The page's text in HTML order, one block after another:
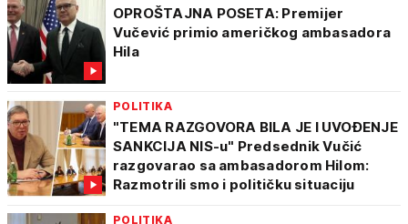
OPROŠTAJNA POSETA: Premijer
Vučević primio američkog ambasadora
Hila
POLITIKA
"TEMA RAZGOVORA BILA JE I UVOĐENJE
SANKCIJA NIS-u" Predsednik Vučić
razgovarao sa ambasadorom Hilom:
Razmotrili smo i političku situaciju
POLITIKA